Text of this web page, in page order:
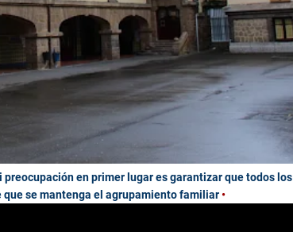
preocupación en primer lugar es garantizar que todos los
se mantenga el agrupamiento familiar •